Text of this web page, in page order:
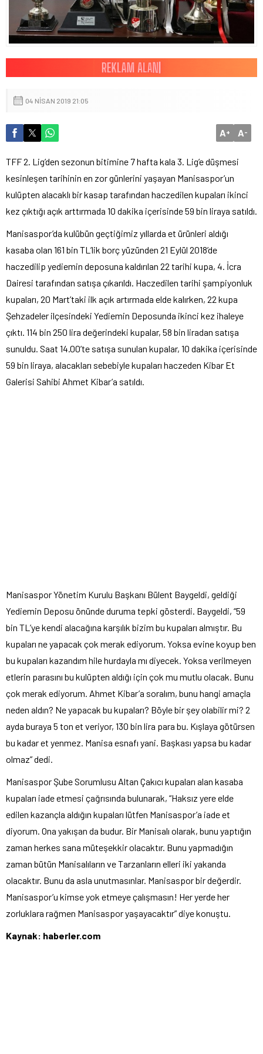
04 NISAN 2019 21:05
A+ A-
TFF 2. Lig’den sezonun bitimine 7 hafta kala 3. Lig’e düşmesi
kesinleşen tarihinin en zor günlerini yaşayan Manisaspor’un
kulüpten alacaklı bir kasap tarafından haczedilen kupaları ikinci
kez çıktığı açık arttırmada 10 dakika içerisinde 59 bin liraya satıldı.
Manisaspor’da kulübün geçtiğimiz yıllarda et ürünleri aldığı
kasaba olan 161 bin TL’lik borç yüzünden 21 Eylül 2018’de
haczedilip yediemin deposuna kaldırılan 22 tarihi kupa, 4. İcra
Dairesi tarafından satışa çıkarıldı. Haczedilen tarihi şampiyonluk
kupaları, 20 Mart’taki ilk açık artırmada elde kalırken, 22 kupa
Şehzadeler ilçesindeki Yediemin Deposunda ikinci kez ihaleye
çıktı. 114 bin 250 lira değerindeki kupalar, 58 bin liradan satışa
sunuldu. Saat 14.00’te satışa sunulan kupalar, 10 dakika içerisinde
59 bin liraya, alacakları sebebiyle kupaları haczeden Kibar Et
Galerisi Sahibi Ahmet Kibar’a satıldı.
Manisaspor Yönetim Kurulu Başkanı Bülent Baygeldi, geldiği
Yediemin Deposu önünde duruma tepki gösterdi. Baygeldi, “59
bin TL’ye kendi alacağına karşılık bizim bu kupaları almıştır. Bu
kupaları ne yapacak çok merak ediyorum. Yoksa evine koyup ben
bu kupaları kazandım hile hurdayla mı diyecek. Yoksa verilmeyen
etlerin parasını bu kulüpten aldığı için çok mu mutlu olacak. Bunu
çok merak ediyorum. Ahmet Kibar’a soralım, bunu hangi amaçla
neden aldın? Ne yapacak bu kupaları? Böyle bir şey olabilir mi? 2
ayda buraya 5 ton et veriyor, 130 bin lira para bu. Kışlaya götürsen
bu kadar et yenmez. Manisa esnafı yani. Başkası yapsa bu kadar
olmaz” dedi.
Manisaspor Şube Sorumlusu Altan Çakıcı kupaları alan kasaba
kupaları iade etmesi çağrısında bulunarak, “Haksız yere elde
edilen kazançla aldığın kupaları lütfen Manisaspor’a iade et
diyorum. Ona yakışan da budur. Bir Manisalı olarak, bunu yaptığın
zaman herkes sana müteşekkir olacaktır. Bunu yapmadığın
zaman bütün Manisalıların ve Tarzanların elleri iki yakanda
olacaktır. Bunu da asla unutmasınlar. Manisaspor bir değerdir.
Manisaspor’u kimse yok etmeye çalışmasın! Her yerde her
zorluklara rağmen Manisaspor yaşayacaktır” diye konuştu.
Kaynak: haberler.com